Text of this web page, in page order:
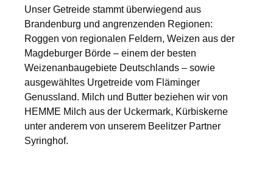
Unser Getreide stammt überwiegend aus
Brandenburg und angrenzenden Regionen:
Roggen von regionalen Feldern, Weizen aus der
Magdeburger Börde – einem der besten
Weizenanbaugebiete Deutschlands – sowie
ausgewähltes Urgetreide vom Fläminger
Genussland. Milch und Butter beziehen wir von
HEMME Milch aus der Uckermark, Kürbiskerne
unter anderem von unserem Beelitzer Partner
Syringhof.